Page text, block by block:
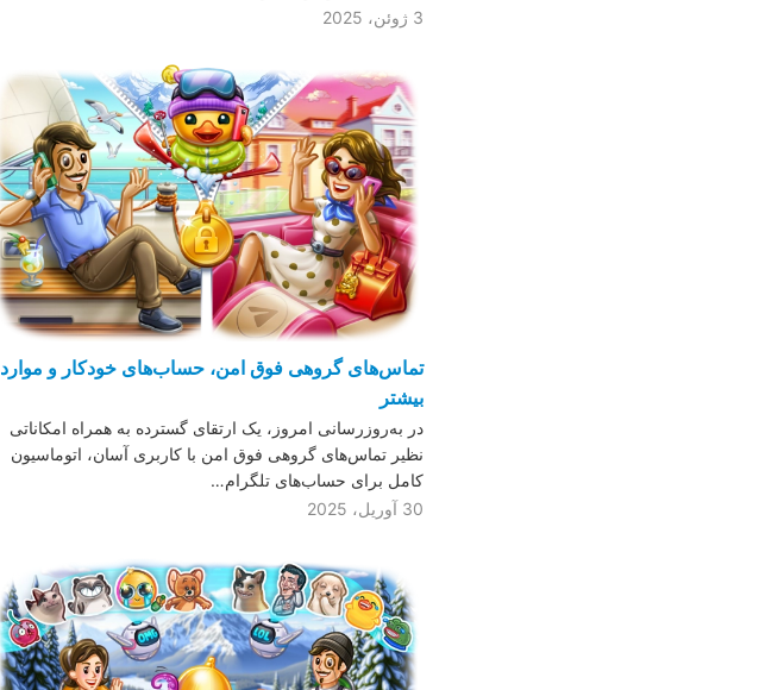
3 ژوئن، 2025
تماس‌های گروهی فوق امن، حساب‌های خودکار و موارد
بیشتر
در به‌روزرسانی امروز، یک ارتقای گسترده به همراه امکاناتی
نظیر تماس‌های گروهی فوق‌ امن با کاربری آسان، اتوماسیون
کامل برای حساب‌های تلگرام…
30 آوریل، 2025